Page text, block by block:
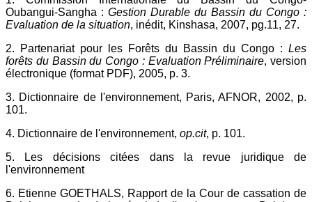
Oubangui-Sangha : Gestion Durable du Bassin du Congo :
Evaluation de la situation, inédit, Kinshasa, 2007, pg.11, 27.
2. Partenariat pour les Forêts du Bassin du Congo : Les
forêts du Bassin du Congo : Evaluation Préliminaire, version
électronique (format PDF), 2005, p. 3.
3. Dictionnaire de l'environnement, Paris, AFNOR, 2002, p.
101.
4. Dictionnaire de l'environnement, op.cit, p. 101.
5. Les décisions citées dans la revue juridique de
l'environnement
6. Etienne GOETHALS, Rapport de la Cour de cassation de